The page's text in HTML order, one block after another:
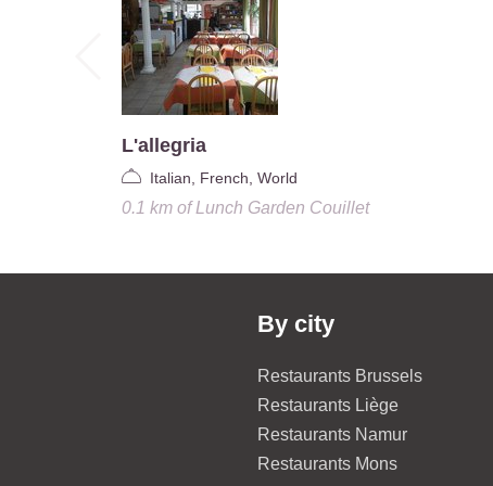
L'allegria
Italian, French, World
0.1 kmofLunch Garden Couillet
By city
Restaurants Brussels
Restaurants Liège
Restaurants Namur
Restaurants Mons